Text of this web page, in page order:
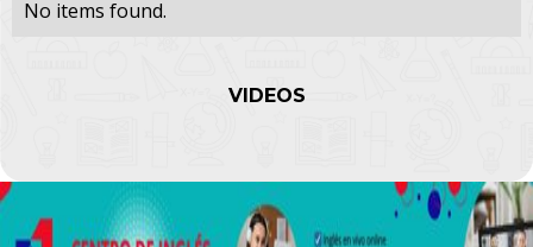
No items found.
VIDEOS